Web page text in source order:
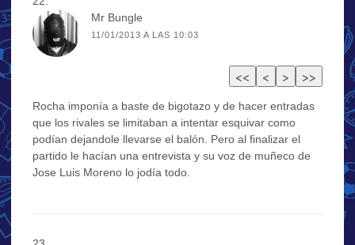
Mr Bungle
11/01/2013 A LAS 10:03
Rocha imponía a baste de bigotazo y de hacer entradas
que los rivales se limitaban a intentar esquivar como
podían dejandole llevarse el balón. Pero al finalizar el
partido le hacían una entrevista y su voz de muñeco de
Jose Luis Moreno lo jodía todo.